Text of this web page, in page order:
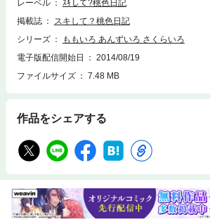
レーベル
ｽｷして?桃色日記
掲載誌
スキして？桃色日記
シリーズ
ももいろ あんずいろ さくらいろ
電子版配信開始日
2014/08/19
ファイルサイズ
7.48 MB
作品をシェアする